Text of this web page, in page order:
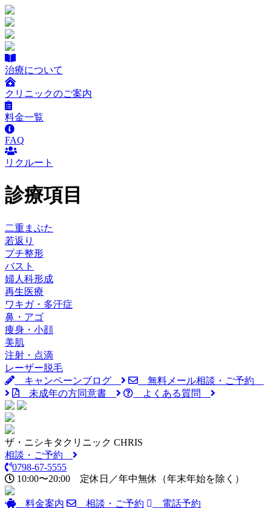
治療について
クリニックのご案内
料金一覧
FAQ
リクルート
診療項目
二重まぶた
若返り
プチ整形
バスト
婦人科形成
再生医療
ワキガ・多汗症
鼻・アゴ
痩身・小顔
美肌
注射・点滴
レーザー脱毛
キャンペーンブログ
無料メール相談・ご予約
未成年の方同意書
よくある質問
ザ・ニシキタクリニック CHRIS
相談・ご予約
0798-67-5555
10:00〜20:00 定休日／年中無休 （年末年始を除く）
料金案内 相談・ご予約 電話予約